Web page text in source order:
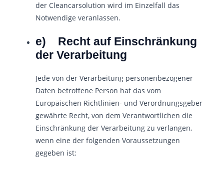
der Cleancarsolution wird im Einzelfall das
Notwendige veranlassen.
e) Recht auf Einschränkung
der Verarbeitung
Jede von der Verarbeitung personenbezogener
Daten betroffene Person hat das vom
Europäischen Richtlinien- und Verordnungsgeber
gewährte Recht, von dem Verantwortlichen die
Einschränkung der Verarbeitung zu verlangen,
wenn eine der folgenden Voraussetzungen
gegeben ist: